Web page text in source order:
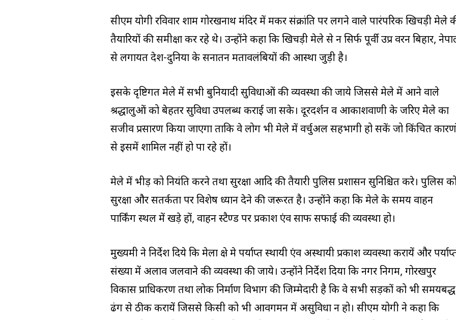
सीएम योगी रविवार शाम गोरखनाथ मंदिर में मकर संक्रांति पर लगने वाले पारंपरिक खिचड़ी मेले
तैयारियों की समीक्षा कर रहे थे। उन्होंने कहा कि खिचड़ी मेले से न सिर्फ पूर्वी उप्र वरन बिहार,
से लगायत देश-दुनिया के सनातन मतावलंबियों की आस्था जुड़ी है।
इसके दृष्टिगत मेले में सभी बुनियादी सुविधाओं की व्यवस्था की जाये जिससे मेले में आने वाले
श्रद्धालुओं को बेहतर सुविधा उपलब्ध कराई जा सके। दूरदर्शन व आकाशवाणी के जरिए मेले का
सजीव प्रसारण किया जाएगा ताकि वे लोग भी मेले में वर्चुअल सहभागी हो सकें जो किंचित
से इसमें शामिल नहीं हो पा रहे हों।
मेले में भीड़ को नियंत्रित करने तथा सुरक्षा आदि की तैयारी पुलिस प्रशासन सुनिश्चित करे। पुलिस
सुरक्षा और सतर्कता पर विशेष ध्यान देने की जरूरत है। उन्होंने कहा कि मेले के समय वाहन
पार्किंग स्थल में खड़े हों, वाहन स्टैण्ड पर प्रकाश एंव साफ सफाई की व्यवस्था हो।
मुख्यमंत्री ने निर्देश दिये कि मेला क्षेत्र मे पर्याप्त स्थायी एंव अस्थायी प्रकाश व्यवस्था करायें और
संख्या में अलाव जलवाने की व्यवस्था की जाये। उन्होंने निर्देश दिया कि नगर निगम, गोरखपुर
विकास प्राधिकरण तथा लोक निर्माण विभाग की जिम्मेदारी है कि वे सभी सड़कों को भी समयबद्ध
ढंग से ठीक करायें जिससे किसी को भी आवगमन में असुविधा न हो। सीएम योगी ने कहा कि